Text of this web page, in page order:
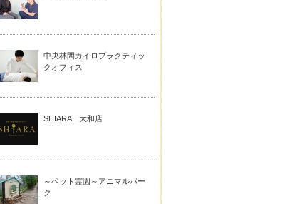
中央林間カイロプラクティッ
クオフィス
SHIARA 大和店
～ペット霊園～アニマルパー
ク